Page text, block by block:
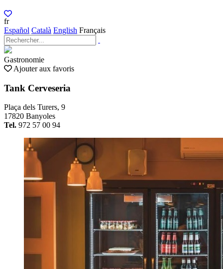
fr
Español Català English Français
Gastronomie
Ajouter aux favoris
Tank Cerveseria
Plaça dels Turers, 9
17820 Banyoles
Tel. 972 57 00 94